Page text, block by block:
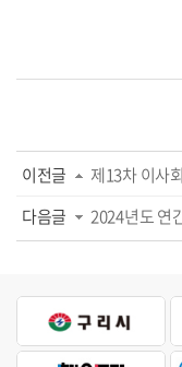
이전글
제13차 이사
다음글